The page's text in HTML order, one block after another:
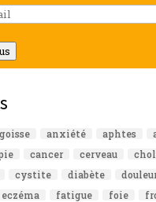
anxiété aphtes
cancer cerveau
cystite diabète
eczéma fatigue foie